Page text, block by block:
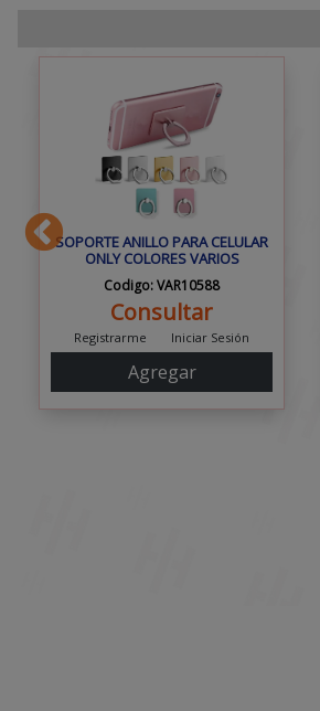
SOPORTE ANILLO PARA CELULAR
ONLY COLORES VARIOS
Codigo: VAR10588
Consultar
Registrarme Iniciar Sesión
Agregar